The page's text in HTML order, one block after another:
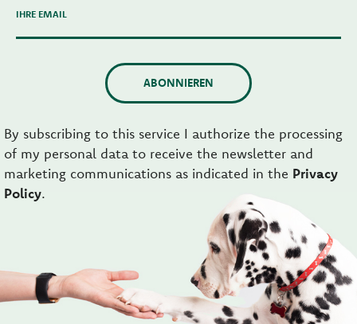
IHRE EMAIL
ABONNIEREN
By subscribing to this service I authorize the processing
of my personal data to receive the newsletter and
marketing communications as indicated in the Privacy
Policy.